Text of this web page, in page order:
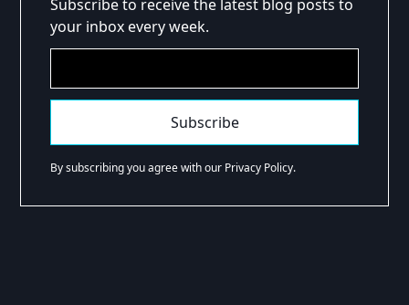
Subscribe to receive the latest blog posts to
your inbox every week.
By subscribing you agree with our Privacy Policy.